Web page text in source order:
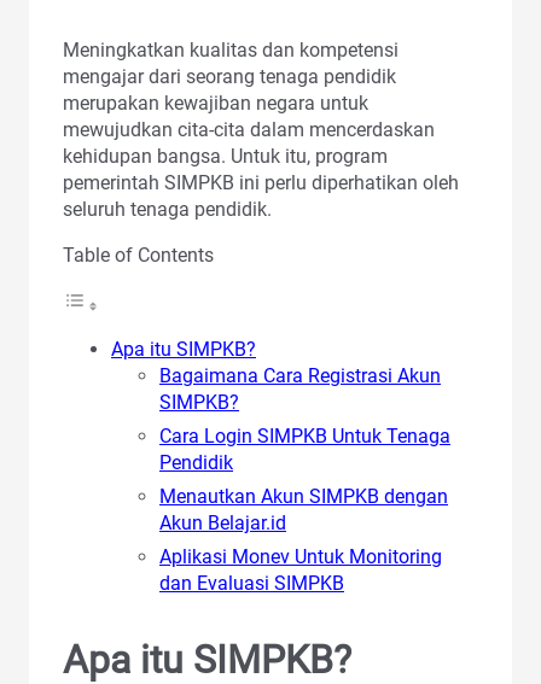
Meningkatkan kualitas dan kompetensi
mengajar dari seorang tenaga pendidik
merupakan kewajiban negara untuk
mewujudkan cita-cita dalam mencerdaskan
kehidupan bangsa. Untuk itu, program
pemerintah SIMPKB ini perlu diperhatikan oleh
seluruh tenaga pendidik.
Table of Contents
Apa itu SIMPKB?
Bagaimana Cara Registrasi Akun
SIMPKB?
Cara Login SIMPKB Untuk Tenaga
Pendidik
Menautkan Akun SIMPKB dengan
Akun Belajar.id
Aplikasi Monev Untuk Monitoring
dan Evaluasi SIMPKB
Apa itu SIMPKB?